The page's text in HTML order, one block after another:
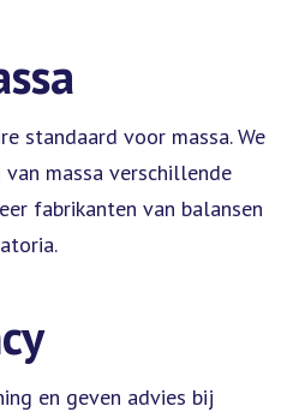
standaard voor massa. We
massa verschillende
fabrikanten van balansen
en geven advies bij